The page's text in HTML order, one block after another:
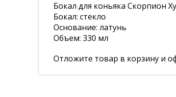
Бокал для коньяка Скорпион
Бокал: стекло
Основание: латунь
Объем: 330 мл
Отложите товар в корзину и